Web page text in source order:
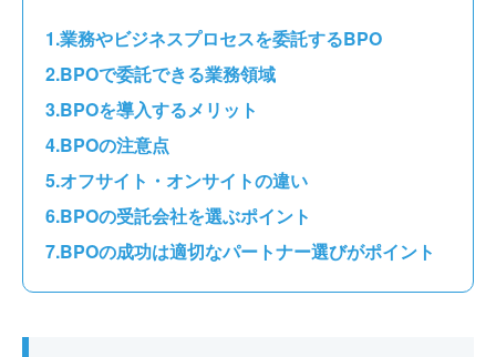
業務やビジネスプロセスを委託するBPO
BPOで委託できる業務領域
BPOを導入するメリット
BPOの注意点
オフサイト・オンサイトの違い
BPOの受託会社を選ぶポイント
BPOの成功は適切なパートナー選びがポイント